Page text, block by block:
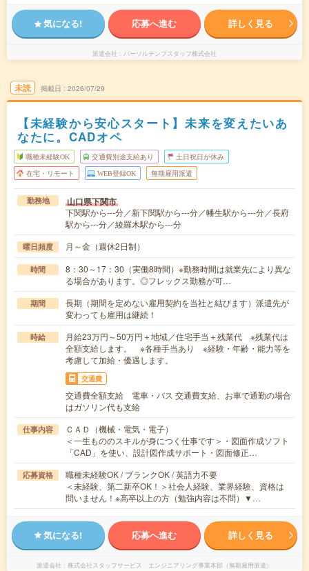
気になる! 応募へ進む 詳しく見る
派遣会社 パーソルテンプスタッフ株式会社
未読 掲載日 2026/07/29
【未経験から安心スタート】未来を変えたいあ
なたに。CADオペ
職種未経験OK 交通費別途支給あり 土日祝日が休み
在宅・リモート WEB登録OK 無期雇用派遣
勤務地 山口県下関市
下関駅から---分／新下関駅から---分／幡生駅から---分／長府
駅から---分／綾羅木駅から---分
曜日頻度 月～金（週休2日制）
時間
8：30～17：30（実働8時間）※勤務時間は就業先により異な
る場合があります。◎フレックス勤務が可…
期間
長期（期間を定めない雇用契約を当社と結びます）派遣先が
変わっても雇用は継続！
時給
月給23万円～50万円＋地域／住宅手当＋残業代 ※残業代は
全額支給します。 ※各種手当あり ※経験・年齢・能力等を
考慮して加給・優遇します。
交通費
交通費全額支給 電車・バス 交通費支給、お車で通勤の場合
はガソリン代も支給
仕事内容
ＣＡＤ（機械・電気・電子）
＜一生もののスキルが身につく仕事です＞・図面作成ソフト
「CAD」を使い、設計図作成サポート・図面修正…
応募資格
職種未経験OK / ブランクOK / 英語力不要
＜未経験、第二新卒OK！＞社会人経験、業界経験、資格は
問いません！※高卒以上の方（勉強内容は不問）▼…
気になる! 応募へ進む 詳しく見る
派遣会社 株式会社スタッフサービス エンジニアリング事業本部（無期雇用派遣）